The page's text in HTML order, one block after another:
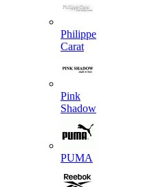
Philippe
Carat
Pink
Shadow
PUMA